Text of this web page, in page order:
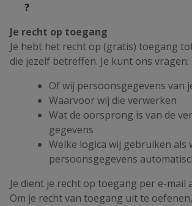
?
Je recht op toegang
Je hebt het recht op (gratis) toegang
die jezelf betreffen. Je kunt ons vragen:
Of wij persoonsgegevens van
Waarvoor wij die verwerken
Wat de oorsprong is van de
gegevens
Welke logica wij gebruiken als
persoonsgegevens
Je dient je recht op toegang per e-mail
Om je recht van toegang uit te